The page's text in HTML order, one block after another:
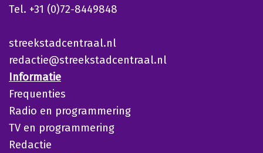
Tel. +31 (0)72-8449848
streekstadcentraal.nl
redactie@streekstadcentraal.nl
Informatie
Frequenties
Radio en programmering
TV en programmering
Redactie